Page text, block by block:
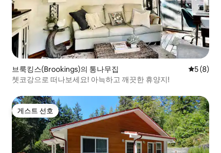
브룩킹스(Brookings)의 통나무집 평점 5점
5 (8)
쳇코강으로 떠나보세요! 아늑하고 깨끗한 휴양지!
게스트 선호
게스트 선호